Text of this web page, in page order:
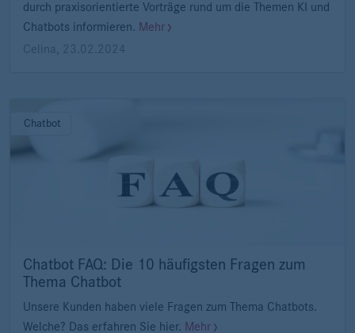
durch praxisorientierte Vorträge rund um die Themen KI und
Chatbots informieren. Mehr
Celina, 23.02.2024
Chatbot
Chatbot FAQ: Die 10 häufigsten Fragen zum
Thema Chatbot
Unsere Kunden haben viele Fragen zum Thema Chatbots.
Welche? Das erfahren Sie hier. Mehr